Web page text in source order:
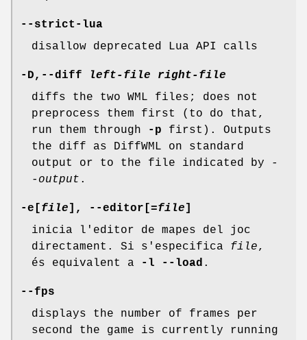
--strict-lua
disallow deprecated Lua API calls
-D,--diff left-file
right-file
diffs the two WML files; does not
preprocess them first (to do that,
run them through
-p first). Outputs
the diff as DiffWML on standard
output or to the file indicated by
-
-output .
-e[ file ], --editor[ =file
inicia l'editor de mapes del joc
directament. Si s'especifica file,
és equivalent a
-l --load .
--fps
displays the number of frames per
second the game is currently running